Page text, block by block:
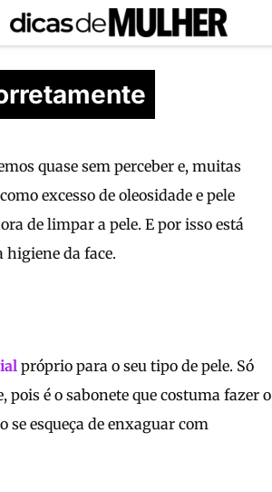
quase sem perceber e, muitas
excesso de oleosidade e pele
de limpar a pele. E por isso está
higiene da face.
próprio para o seu tipo de pele. Só
é o sabonete que costuma fazer o
se esqueça de enxaguar com